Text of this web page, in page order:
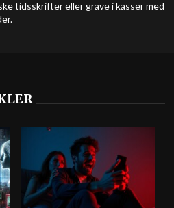
tidsskrifter eller grave i kasser med